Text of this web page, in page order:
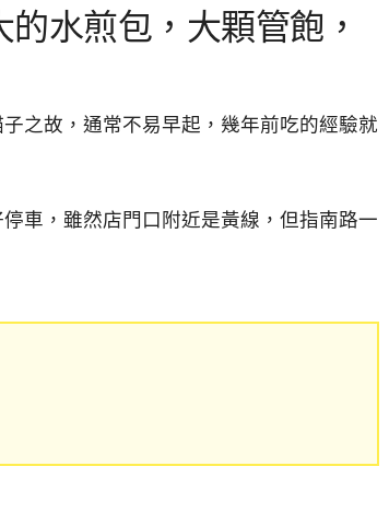
水煎包，大顆管飽，
之故，通常不易早起，幾年前吃的經驗就
車，雖然店門口附近是黃線，但指南路一